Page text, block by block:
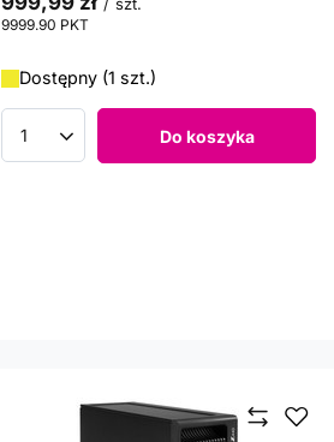
/ szt.
9999.90 PKT
Dostępny (1 szt.)
Ilość produktów Do koszyka